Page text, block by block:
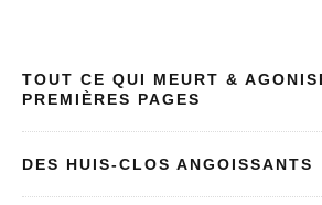
TOUT CE QUI MEURT &
PREMIÈRES PAGES
DES HUIS-CLOS ANGOISSANTS